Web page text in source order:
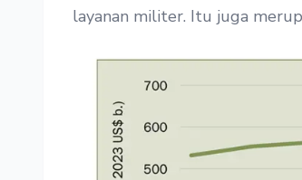
layanan militer. Itu juga